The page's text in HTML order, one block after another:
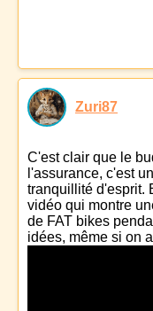
Zuri87
C'est clair que le
l'assurance, c'est
tranquillité d'esprit.
vidéo qui montre
de FAT bikes
idées, même si on